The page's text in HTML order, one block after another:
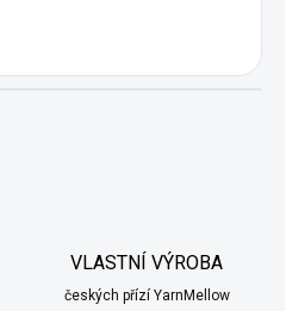
VLASTNÍ VÝROBA
českých přízí YarnMellow